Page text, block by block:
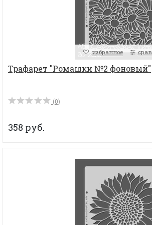
избранное
Трафарет "Ромашки №2 фоновый"
(0)
358 руб.